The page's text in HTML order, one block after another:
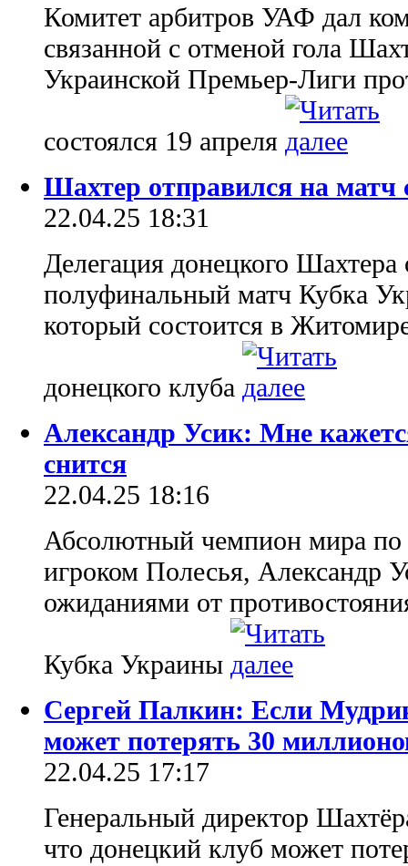
Комитет арбитров УАФ дал
связанной с отменой гола
Украинской Премьер-Лиги
состоялся 19 апреля
Шахтер отправился на матч
22.04.25 18:31
Делегация донецкого Шахтера
полуфинальный матч Кубка
который состоится в
донецкого клуба
Александр Усик: Мне
снится
22.04.25 18:16
Абсолютный чемпион мира по
игроком Полесья, Александр
ожиданиями от
Кубка Украины
Сергей Палкин: Если
может потерять 30
22.04.25 17:17
Генеральный директор
что донецкий клуб может